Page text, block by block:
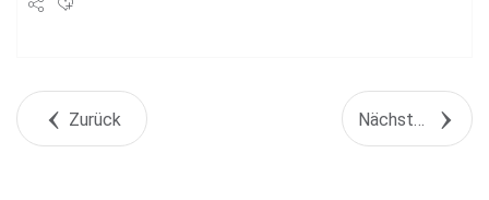
+1Zurück